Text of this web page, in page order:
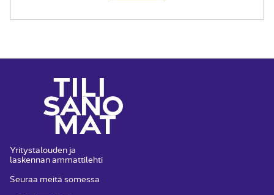
Yritystalouden ja
laskennan ammattilehti
Seuraa meitä somessa